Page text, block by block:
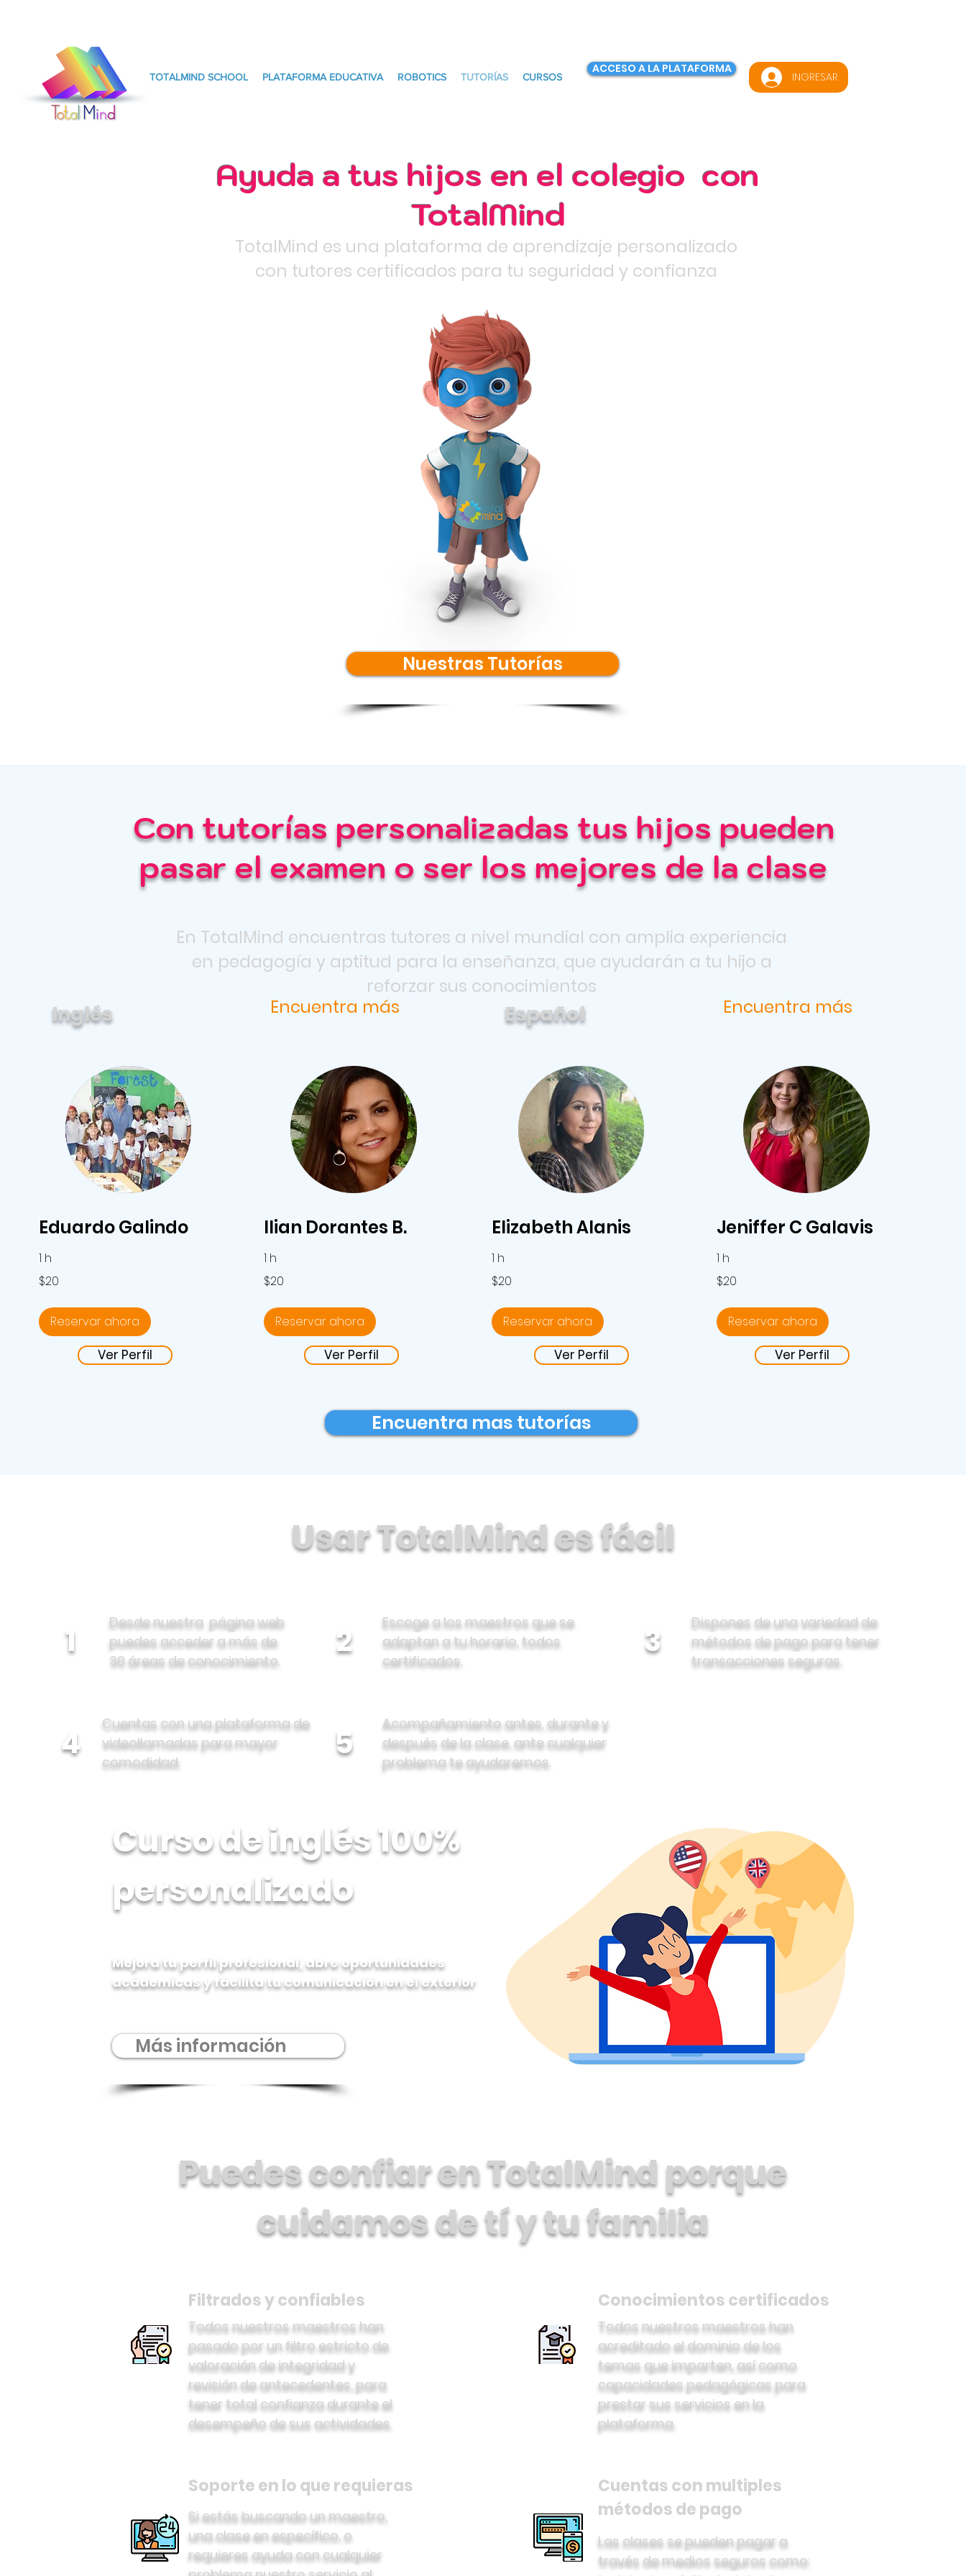
TOTALMIND SCHOOL PLATAFORMA EDUCATIVA ROBOTICS TUTORÍAS CURSOS
ACCESO A LA PLATAFORMA
INGRESAR
Ayuda a tus hijos en el colegio con
TotalMind
TotalMind es una plataforma de aprendizaje personalizado
con tutores certificados para tu seguridad y confianza
Nuestras Tutorías
Con tutorías personalizadas tus hijos pueden
pasar el examen o ser los mejores de la clase
Ver Perfil
Ver Perfil Ver Perfil Ver Perfil
Encuentra más
Español
Inglés Encuentra más
Elizabeth Alanis
1 h
pesos
$20
Reservar ahora
Jeniffer C Galavis
1 h
pesos
$20
Reservar ahora
Eduardo Galindo
1 h
pesos
$20
Reservar ahora
Ilian Dorantes B.
1 h
pesos
$20
Reservar ahora
En TotalMind encuentras tutores a nivel mundial con amplia experiencia
en pedagogía y aptitud para la enseñanza, que ayudarán a tu hijo a
reforzar sus conocimientos
Encuentra mas tutorías
Usar TotalMind es fácil
1
Desde nuestra página web
puedes acceder a más de
30 áreas de conocimiento.
2
Escoge a los maestros que se
adaptan a tu horario, todos
certificados.
3
Dispones de una variedad de
métodos de pago para tener
transacciones seguras.
4
Cuentas con una plataforma de
videollamadas para mayor
comodidad.
5
Acompañamiento antes, durante y
después de la clase, ante cualquier
problema te ayudaremos.
Curso de inglés 100%
personalizado
Mejora tu perfil profesional, abre oportunidades
acádemicas y fácilita tu comunicación en el exterior
Más información
Puedes confiar en TotalMind porque
cuidamos de tí y tu familia
Filtrados y confiables
Todos nuestros maestros han
pasado por un filtro estricto de
valoración de integridad y
revisión de antecedentes, para
tener total confianza durante el
desempeño de sus actividades.
Conocimientos certificados
Todos nuestros maestros han
acreditado el dominio de los
temas que imparten, así como
capacidades pedagógicas para
prestar sus servicios en la
plataforma.
Soporte en lo que requieras
Si estás buscando un maestro,
una clase en específico, o
requieres ayuda con cualquier
Cuentas con multiples
métodos de pago
Las clases se pueden pagar a
través de medios seguros como: